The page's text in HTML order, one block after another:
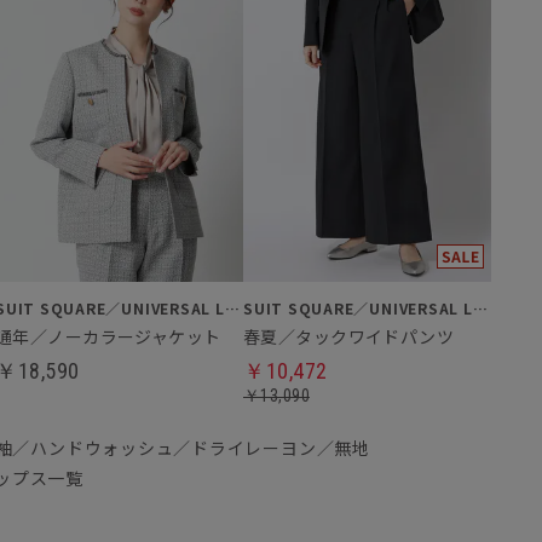
SUIT SQUARE／UNIVERSAL LANGUAGE／WHITE
年／ノーカラージャケット
18,590
SUIT SQUARE／UNIVERSAL LANGUAGE／WHITE
春夏／タックワイドパンツ
￥10,472
￥13,090
／ハンドウォッシュ／ドライレーヨン／無地
プス一覧